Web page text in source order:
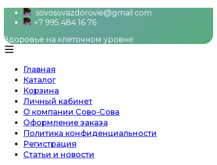
sovosovazdorovie@gmail.com
+7 995 484 16 76
Здоровье на клеточном уровне
Главная
Каталог
Корзина
Личный кабинет
О компании Сово-Сова
Оформление заказа
Политика конфиденциальности
Регистрация
Статьи и новости